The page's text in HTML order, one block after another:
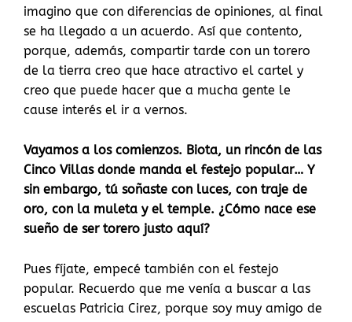
imagino que con diferencias de opiniones, al final
se ha llegado a un acuerdo. Así que contento,
porque, además, compartir tarde con un torero
de la tierra creo que hace atractivo el cartel y
creo que puede hacer que a mucha gente le
cause interés el ir a vernos.
Vayamos a los comienzos. Biota, un rincón de las
Cinco Villas donde manda el festejo popular… Y
sin embargo, tú soñaste con luces, con traje de
oro, con la muleta y el temple. ¿Cómo nace ese
sueño de ser torero justo aquí?
Pues fíjate, empecé también con el festejo
popular. Recuerdo que me venía a buscar a las
escuelas Patricia Cirez, porque soy muy amigo de